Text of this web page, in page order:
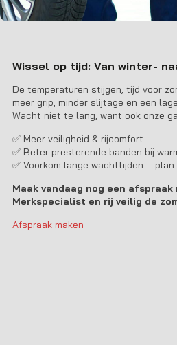
Wissel op tijd: Van winter-
De temperaturen stijgen, tijd voor
meer grip, minder slijtage en een
Wacht niet te lang, want ook onze
✅ Meer veiligheid & rijcomfort
✅ Beter presterende banden bij
✅ Voorkom lange wachttijden –
Maak vandaag nog een afspraak
Merkspecialist en rij veilig de
Afspraak maken